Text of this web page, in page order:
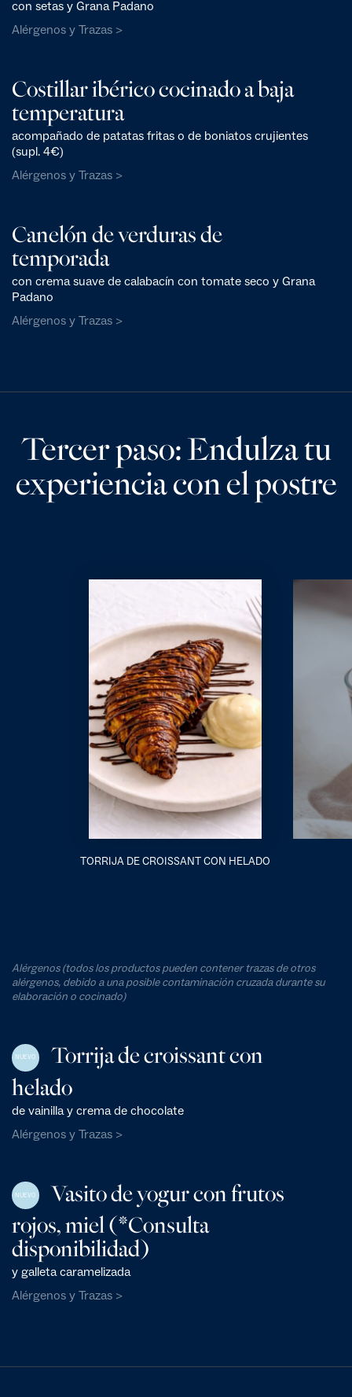
con setas y Grana Padano
Alérgenos y Trazas >
Costillar ibérico cocinado a baja
temperatura
acompañado de patatas fritas o de boniatos crujientes
(supl. 4€)
Alérgenos y Trazas >
Canelón de verduras de
temporada
con crema suave de calabacín con tomate seco y Grana
Padano
Alérgenos y Trazas >
Tercer paso: Endulza tu
experiencia con el postre
TORRIJA DE CROISSANT CON HELADO
Alérgenos (todos los productos pueden contener trazas de otros
alérgenos, debido a una posible contaminación cruzada durante su
elaboración o cocinado)
NUEVO
Torrija de croissant con
helado
de vainilla y crema de chocolate
Alérgenos y Trazas >
NUEVO
Vasito de yogur con frutos
rojos, miel (*Consulta
disponibilidad)
y galleta caramelizada
Alérgenos y Trazas >